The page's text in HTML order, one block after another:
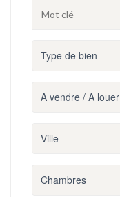
Type de bien
A vendre / A louer
Ville
Chambres